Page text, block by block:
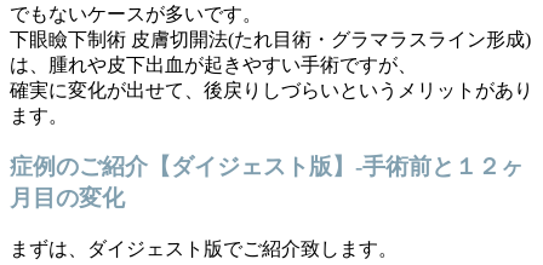
でもないケースが多いです。
下眼瞼下制術 皮膚切開法(たれ目術・グラマラスライン形成)
は、腫れや皮下出血が起きやすい手術ですが、
確実に変化が出せて、後戻りしづらいというメリットがあり
ます。
症例のご紹介【ダイジェスト版】-手術前と１２ヶ
月目の変化
まずは、ダイジェスト版でご紹介致します。